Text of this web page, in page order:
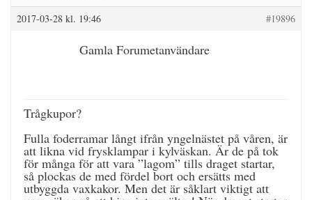
2017-03-28 kl. 19:46 #19896
Gamla Forumetanvändare
Trågkupor?
Fulla foderramar långt ifrån yngelnästet på våren, är
att likna vid frysklampar i kylväskan. Är de på tok
för många för att vara ”lagom” tills draget startar,
så plockas de med fördel bort och ersätts med
utbyggda vaxkakor. Men det är såklart viktigt att